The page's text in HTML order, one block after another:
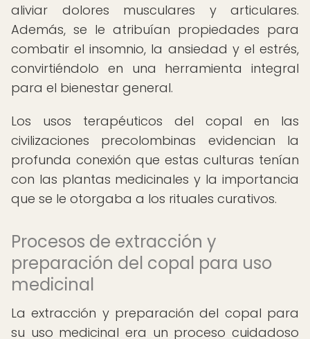
aliviar dolores musculares y articulares.
Además, se le atribuían propiedades para
combatir el insomnio, la ansiedad y el estrés,
convirtiéndolo en una herramienta integral
para el bienestar general.
Los usos terapéuticos del copal en las
civilizaciones precolombinas evidencian la
profunda conexión que estas culturas tenían
con las plantas medicinales y la importancia
que se le otorgaba a los rituales curativos.
Procesos de extracción y
preparación del copal para uso
medicinal
La extracción y preparación del copal para
su uso medicinal era un proceso cuidadoso